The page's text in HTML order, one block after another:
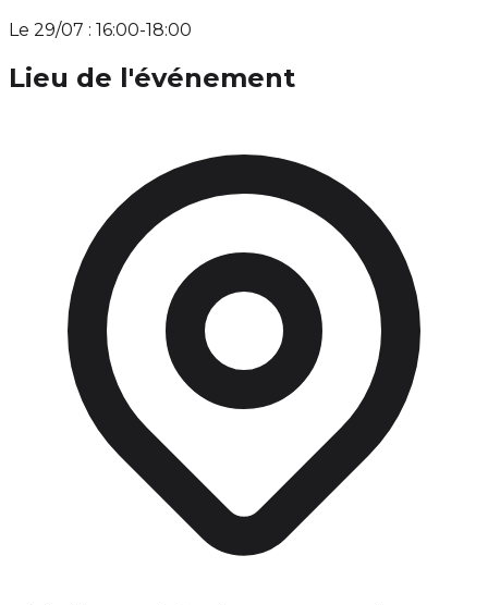
Le 29/07 : 16:00-18:00
Lieu de l'événement